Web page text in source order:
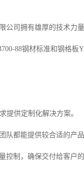
司拥有雄厚的技术力
88钢材标准和钢格
提供定制化解决方案。
队都能提供较合适的产品
制，确保交付给客户